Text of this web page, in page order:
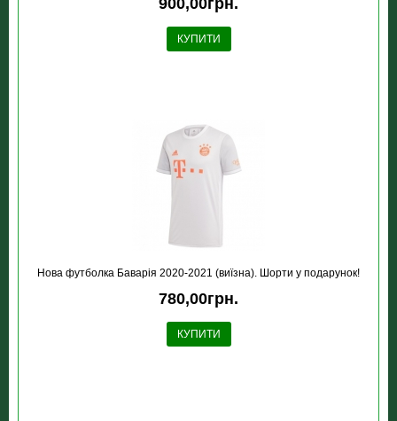
900,00грн.
КУПИТИ
Нова футболка Баварія 2020-2021 (виїзна). Шорти у подарунок!
780,00грн.
КУПИТИ